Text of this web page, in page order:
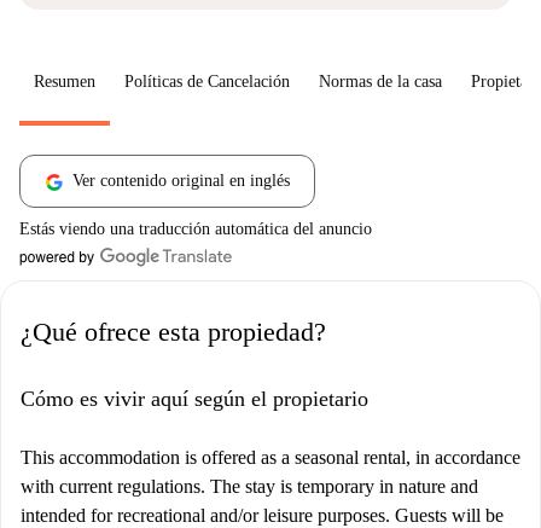
Resumen Políticas de Cancelación Normas de la casa
Ver contenido original en inglés
Estás viendo una traducción automática del anuncio
¿Qué ofrece esta propiedad?
Cómo es vivir aquí según el propietario
This accommodation is offered as a seasonal rental, in accordance
with current regulations. The stay is temporary in nature and
intended for recreational and/or leisure purposes. Guests will be